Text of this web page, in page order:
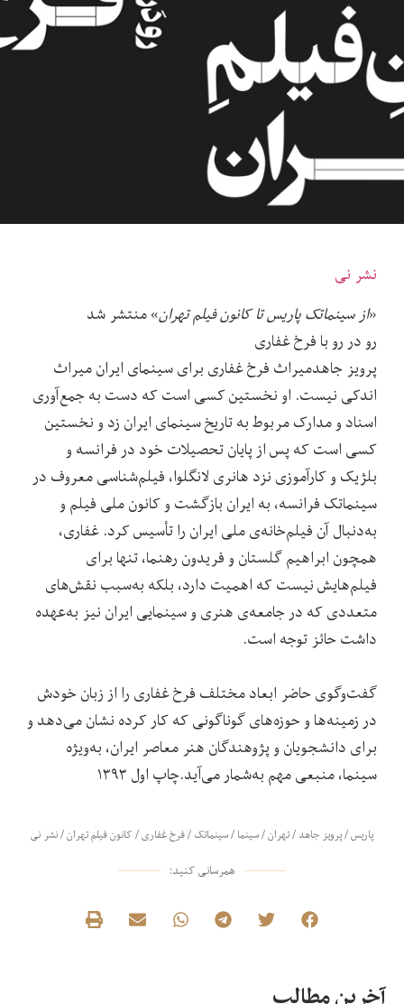
نشر نی
«از سینماتک پاریس تا کانون فیلم تهران» منتشر شد
رو در رو با فرخ غفاری
پرویز جاهدمیراث فرخ غفاری برای سینمای ایران میراث
اندکی نیست. او نخستین کسی است که دست به جمع‌آوری
اسناد و مدارک مربوط به تاریخ سینمای ایران زد و نخستین
کسی است که پس از پایان تحصیلات خود در فرانسه و
بلژیک و کارآموزی نزد هانری لانگلوا، فیلم‌شناسی معروف در
سینماتک فرانسه، به ایران بازگشت و کانون ملی فیلم و
به‌دنبال آن فیلم‌خانه‌ی ملی ایران را تأسیس کرد. غفاری،
همچون ابراهیم گلستان و فریدون رهنما، تنها برای
فیلم‌هایش نیست که اهمیت دارد، بلکه به‌سبب نقش‌های
متعددی که در جامعه‌ی هنری و سینمایی ایران نیز به‌عهده
داشت حائز توجه است.
گفت‌وگوی حاضر ابعاد مختلف فرخ غفاری را از زبان خودش
در زمینه‌ها و حوزه‌های گوناگونی که کار کرده نشان می‌دهد و
برای دانشجویان و پژوهندگان هنر معاصر ایران، به‌ویژه
سینما، منبعی مهم به‌شمار می‌آید.چاپ اول ۱۳۹۳
پاریس/پرویز جاهد/تهران/سینما/سینماتک/فرخ غفاری/کانون فیلم تهران/نشر نی
همرسانی کنید: